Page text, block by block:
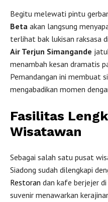
Begitu melewati pintu
Beta akan langsung
terlihat bak lukisan raksasa
Air Terjun Simangande
menambah kesan dramatis
Pemandangan ini membuat
mengabadikan momen
Fasilitas
Wisatawan
Sebagai salah satu pusat
Siadong sudah dilengkapi
Restoran dan kafe berjejer
suvenir menawarkan